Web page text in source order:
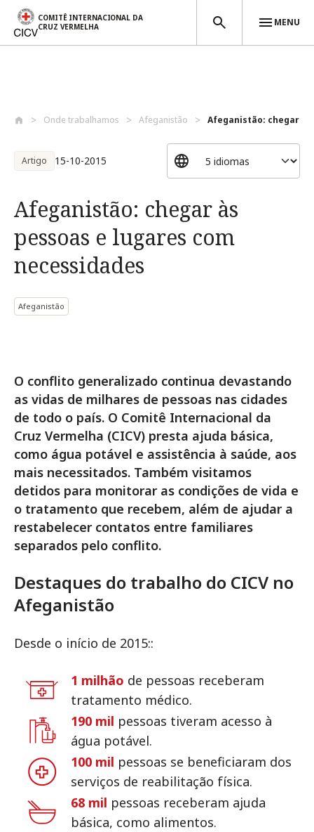
COMITÊ INTERNACIONAL DA
CRUZ VERMELHA
MENU
Onde trabalhamos Afeganistão Afeganistão: chegar
Artigo 15-10-2015
Afeganistão: chegar às
pessoas e lugares com
necessidades
Afeganistão
O conflito generalizado continua devastando
as vidas de milhares de pessoas nas cidades
de todo o país. O Comitê Internacional da
Cruz Vermelha (CICV) presta ajuda básica,
como água potável e assistência à saúde, aos
mais necessitados. Também visitamos
detidos para monitorar as condições de vida e
o tratamento que recebem, além de ajudar a
restabelecer contatos entre familiares
separados pelo conflito.
Destaques do trabalho do CICV no
Afeganistão
Desde o início de 2015::
1 milhão de pessoas receberam
tratamento médico.
190 mil pessoas tiveram acesso à
água potável.
100 mil pessoas se beneficiaram dos
serviços de reabilitação física.
68 mil pessoas receberam ajuda
básica, como alimentos.